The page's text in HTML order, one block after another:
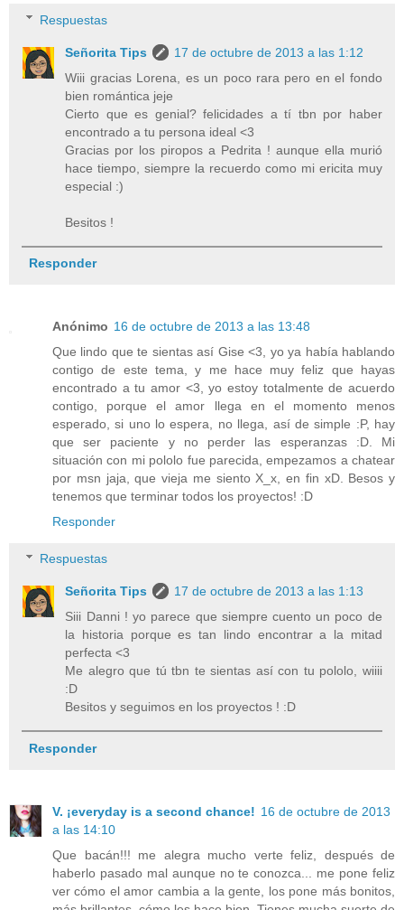
Respuestas
Señorita Tips
17 de octubre de 2013 a las 1:12
Wiii gracias Lorena, es un poco rara pero en el fondo
bien romántica jeje
Cierto que es genial? felicidades a tí tbn por haber
encontrado a tu persona ideal <3
Gracias por los piropos a Pedrita ! aunque ella murió
hace tiempo, siempre la recuerdo como mi ericita muy
especial :)
Besitos !
Responder
Anónimo 16 de octubre de 2013 a las 13:48
Que lindo que te sientas así Gise <3, yo ya había hablando
contigo de este tema, y me hace muy feliz que hayas
encontrado a tu amor <3, yo estoy totalmente de acuerdo
contigo, porque el amor llega en el momento menos
esperado, si uno lo espera, no llega, así de simple :P, hay
que ser paciente y no perder las esperanzas :D. Mi
situación con mi pololo fue parecida, empezamos a chatear
por msn jaja, que vieja me siento X_x, en fin xD. Besos y
tenemos que terminar todos los proyectos! :D
Responder
Respuestas
Señorita Tips
17 de octubre de 2013 a las 1:13
Siii Danni ! yo parece que siempre cuento un poco de
la historia porque es tan lindo encontrar a la mitad
perfecta <3
Me alegro que tú tbn te sientas así con tu pololo, wiiii
:D
Besitos y seguimos en los proyectos ! :D
Responder
V. ¡everyday is a second chance! 16 de octubre de 2013
a las 14:10
Que bacán!!! me alegra mucho verte feliz, después de
haberlo pasado mal aunque no te conozca... me pone feliz
ver cómo el amor cambia a la gente, los pone más bonitos,